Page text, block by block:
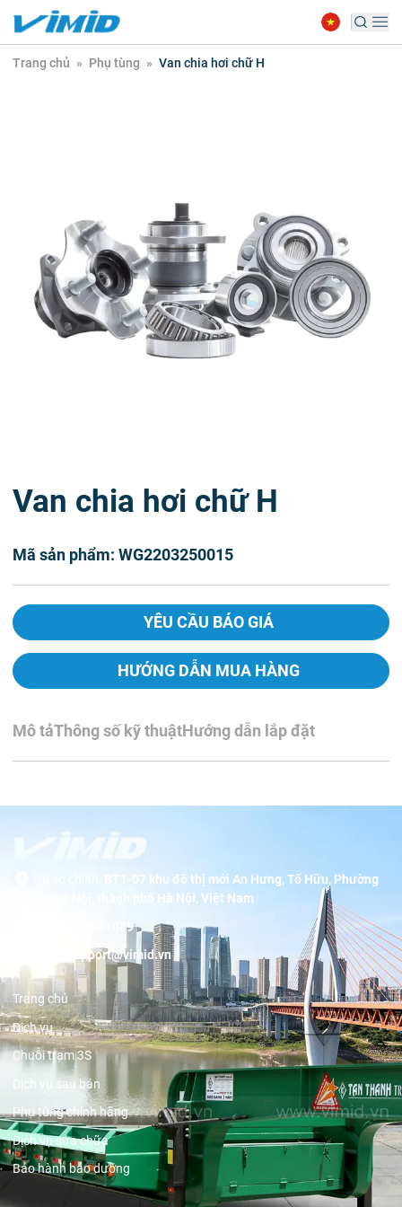
Trang chủ » Phụ tùng » Van chia hơi chữ H
Van chia hơi chữ H
Mã sản phẩm: WG2203250015
YÊU CẦU BÁO GIÁ
HƯỚNG DẪN MUA HÀNG
Mô tảThông số kỹ thuậtHướng dẫn lắp đặt
BT1-07 khu đô thị mới An Hưng, Tố Hữu, Phường
Dương Nội, thành phố Hà Nội, Việt Nam
19001089
support@vimid.vn
Trang chủ
Dịch vụ
Chuỗi trạm 3S
Dịch vụ sau bán
Phụ tùng chính hãng
Dịch vụ sửa chữa
Bảo hành bảo dưỡng